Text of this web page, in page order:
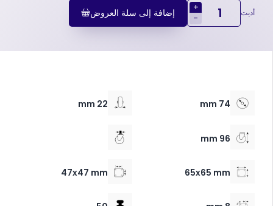
أديت
+
-
إضافة إلى سلة العروض
74 mm
22 mm
96 mm
65x65 mm
47x47 mm